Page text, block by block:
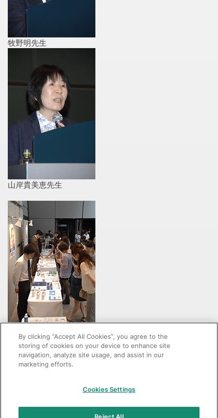
牧野明先生
山岸貴美恵先生
展示コーナー
GC：特定商取引法に基づく表記
無断転載禁止
By clicking “Accept All Cookies”, you agree to the
storing of cookies on your device to enhance site
navigation, analyze site usage, and assist in our
marketing efforts.
Cookies Settings